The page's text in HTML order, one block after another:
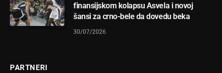
finansijskom kolapsu Asvela i novoj
šansi za crno-bele da dovedu beka
30/07/2026
PARTNERI